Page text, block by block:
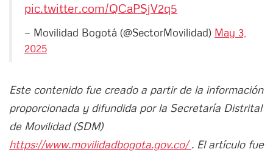
pic.twitter.com/QCaPSjV2q5
— Movilidad Bogotá (@SectorMovilidad) May 3,
2025
Este contenido fue creado a partir de la información
proporcionada y difundida por la Secretaría Distrital
de Movilidad (SDM)
https://www.movilidadbogota.gov.co/. El artículo fue